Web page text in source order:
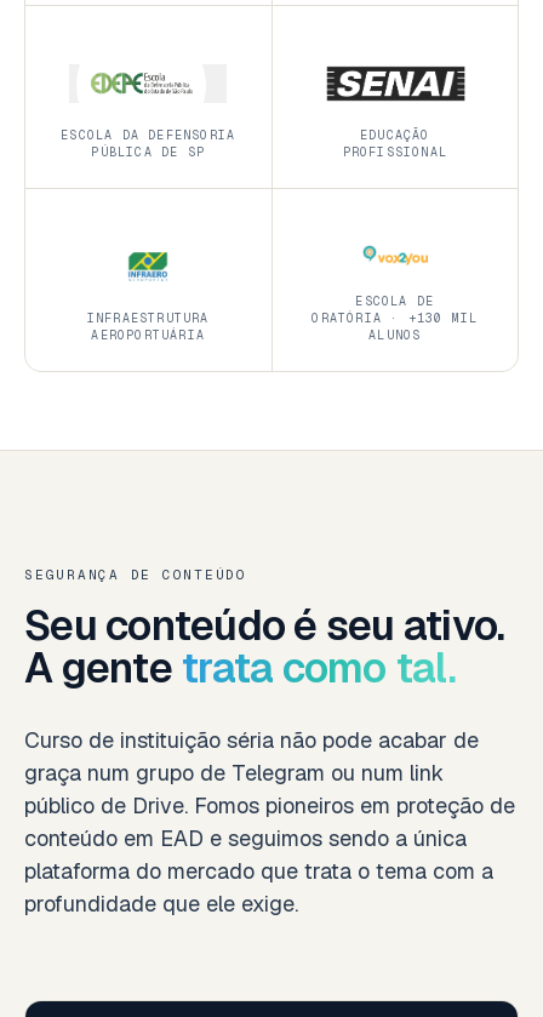
ESCOLA DA DEFENSORIA
PÚBLICA DE SP
EDUCAÇÃO
PROFISSIONAL
INFRAESTRUTURA
AEROPORTUÁRIA
ESCOLA DE
ORATÓRIA · +130 MIL
ALUNOS
SEGURANÇA DE CONTEÚDO
Seu conteúdo é seu ativo.
A gente trata como tal.
Curso de instituição séria não pode acabar de
graça num grupo de Telegram ou num link
público de Drive. Fomos pioneiros em proteção de
conteúdo em EAD e seguimos sendo a única
plataforma do mercado que trata o tema com a
profundidade que ele exige.